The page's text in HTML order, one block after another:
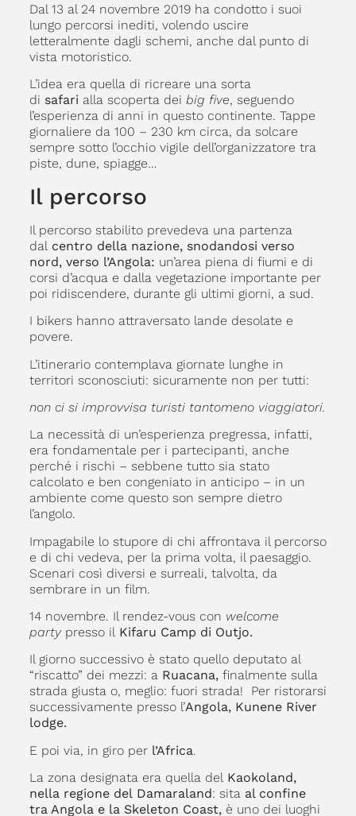
Dal 13 al 24 novembre 2019 ha condotto i suoi
lungo percorsi inediti, volendo uscire
letteralmente dagli schemi, anche dal punto di
vista motoristico.
L’idea era quella di ricreare una sorta
di safari alla scoperta dei big five, seguendo
l’esperienza di anni in questo continente. Tappe
giornaliere da 100 – 230 km circa, da solcare
sempre sotto l’occhio vigile dell’organizzatore tra
piste, dune, spiagge…
Il percorso
Il percorso stabilito prevedeva una partenza
dal centro della nazione, snodandosi verso
nord, verso l’Angola: un’area piena di fiumi e di
corsi d’acqua e dalla vegetazione importante per
poi ridiscendere, durante gli ultimi giorni, a sud.
I bikers hanno attraversato lande desolate e
povere.
L’itinerario contemplava giornate lunghe in
territori sconosciuti: sicuramente non per tutti:
non ci si improvvisa turisti tantomeno viaggiatori.
La necessità di un’esperienza pregressa, infatti,
era fondamentale per i partecipanti, anche
perché i rischi – sebbene tutto sia stato
calcolato e ben congeniato in anticipo – in un
ambiente come questo son sempre dietro
l’angolo.
Impagabile lo stupore di chi affrontava il percorso
e di chi vedeva, per la prima volta, il paesaggio.
Scenari così diversi e surreali, talvolta, da
sembrare in un film.
14 novembre. Il rendez-vous con welcome
partypresso il Kifaru Camp di Outjo.
Il giorno successivo è stato quello deputato al
“riscatto” dei mezzi: a Ruacana,finalmente sulla
strada giusta o, meglio: fuori strada! Per ristorarsi
successivamente presso l’Angola, Kunene River
lodge.
E poi via, in giro per l’Africa.
La zona designata era quella del Kaokoland,
nella regione del Damaraland: sitaal confine
tra Angola e la Skeleton Coast, è uno dei luoghi